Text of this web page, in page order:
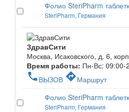
Фолио SteriPharm
SteriPharm, Германия
ЗдравСити
Москва, Исаковского, д. 6,
Время работы: Пн-Вс: 09:00-
phone ВЫЗОВ directionsМаршрут
Фолио SteriPharm
SteriPharm, Германия